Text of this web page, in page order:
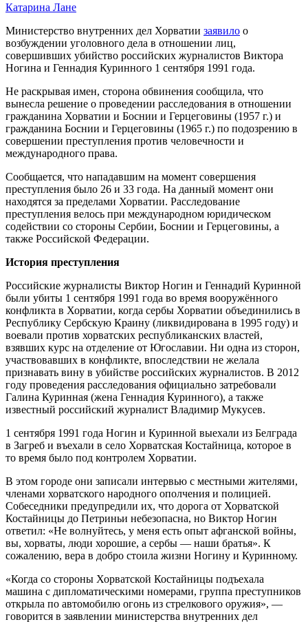
Катарина Лане
Министерство внутренних дел Хорватии заявило о
возбуждении уголовного дела в отношении лиц,
совершивших убийство российских журналистов Виктора
Ногина и Геннадия Куринного 1 сентября 1991 года.
Не раскрывая имен, сторона обвинения сообщила, что
вынесла решение о проведении расследования в отношении
гражданина Хорватии и Боснии и Герцеговины (1957 г.) и
гражданина Боснии и Герцеговины (1965 г.) по подозрению в
совершении преступления против человечности и
международного права.
Сообщается, что нападавшим на момент совершения
преступления было 26 и 33 года. На данный момент они
находятся за пределами Хорватии. Расследование
преступления велось при международном юридическом
содействии со стороны Сербии, Боснии и Герцеговины, а
также Российской Федерации.
История преступления
Российские журналисты Виктор Ногин и Геннадий Куринной
были убиты 1 сентября 1991 года во время вооружённого
конфликта в Хорватии, когда сербы Хорватии объединились в
Республику Сербскую Краину (ликвидирована в 1995 году) и
воевали против хорватских республиканских властей,
взявших курс на отделение от Югославии. Ни одна из сторон,
участвовавших в конфликте, впоследствии не желала
признавать вину в убийстве российских журналистов. В 2012
году проведения расследования официально затребовали
Галина Куринная (жена Геннадия Куринного), а также
известный российский журналист Владимир Мукусев.
1 сентября 1991 года Ногин и Куринной выехали из Белграда
в Загреб и въехали в село Хорватская Костайница, которое в
то время было под контролем Хорватии.
В этом городе они записали интервью с местными жителями,
членами хорватского народного ополчения и полицией.
Собеседники предупредили их, что дорога от Хорватской
Костайницы до Петриньи небезопасна, но Виктор Ногин
ответил: «Не волнуйтесь, у меня есть опыт афганской войны,
вы, хорваты, люди хорошие, а сербы — наши братья». К
сожалению, вера в добро стоила жизни Ногину и Куринному.
«Когда со стороны Хорватской Костайницы подъехала
машина с дипломатическими номерами, группа преступников
открыла по автомобилю огонь из стрелкового оружия», —
говорится в заявлении министерства внутренних дел